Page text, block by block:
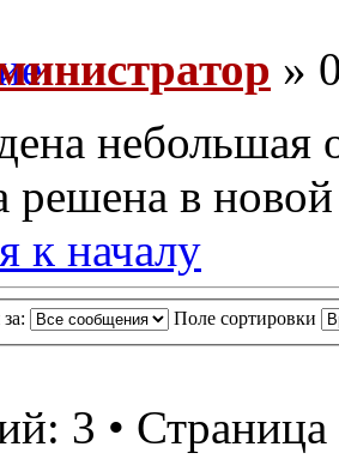
»
небольшая
решена в
к началу
Поле сортировки
3 • Страница